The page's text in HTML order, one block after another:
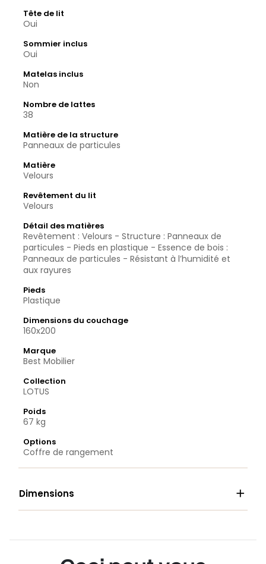
Tête de lit
Oui
Sommier inclus
Oui
Matelas inclus
Non
Nombre de lattes
38
Matière de la structure
Panneaux de particules
Matière
Velours
Revêtement du lit
Velours
Détail des matières
Revêtement : Velours - Structure : Panneaux de
particules - Pieds en plastique - Essence de bois :
Panneaux de particules - Résistant à l’humidité et
aux rayures
Pieds
Plastique
Dimensions du couchage
160x200
Marque
Best Mobilier
Collection
LOTUS
Poids
67 kg
Options
Coffre de rangement
Dimensions 